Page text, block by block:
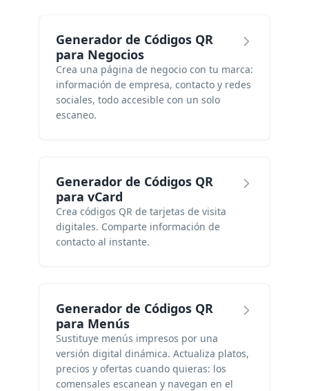
Generador de Códigos QR
para Negocios
Crea una página de negocio con tu marca:
información de empresa, contacto y redes
sociales, todo accesible con un solo
escaneo.
Generador de Códigos QR
para vCard
Crea códigos QR de tarjetas de visita
digitales. Comparte información de
contacto al instante.
Generador de Códigos QR
para Menús
Sustituye menús impresos por una
versión digital dinámica. Actualiza platos,
precios y ofertas cuando quieras: los
comensales escanean y navegan en el